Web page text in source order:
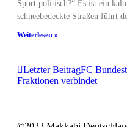
Sport politisch?“ Es ist ein
schneebedeckte Straßen führt
Weiterlesen »
Letzter BeitragFC
Fraktionen verbindet